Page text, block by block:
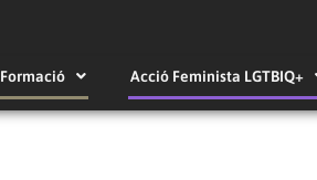
Formació Acció Feminista LGTBIQ+